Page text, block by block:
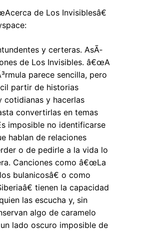
de Los Invisiblesâ€
y certeras. AsÃ­
de Los Invisibles. â€œA
parece sencilla, pero
partir de historias
cotidianas y hacerlas
convertirlas en temas
imposible no identificarse
hablan de relaciones
o de pedirle a la vida lo
Canciones como â€œLa
bulanicosâ€ o como
tienen la capacidad
las escucha y, sin
algo de caramelo
lado oscuro imposible de